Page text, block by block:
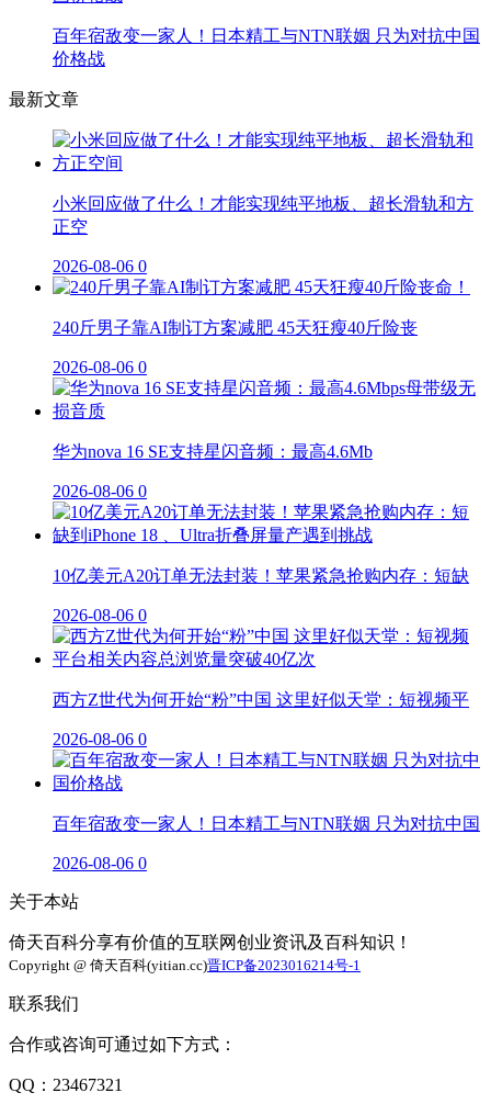
百年宿敌变一家人！日本精工与NTN联姻 只为对抗中国
价格战
最新文章
小米回应做了什么！才能实现纯平地板、超长滑轨和方
正空
2026-08-06 0
240斤男子靠AI制订方案减肥 45天狂瘦40斤险丧
2026-08-06 0
华为nova 16 SE支持星闪音频：最高4.6Mb
2026-08-06 0
10亿美元A20订单无法封装！苹果紧急抢购内存：短缺
2026-08-06 0
西方Z世代为何开始“粉”中国 这里好似天堂：短视频平
2026-08-06 0
百年宿敌变一家人！日本精工与NTN联姻 只为对抗中国
2026-08-06 0
关于本站
倚天百科分享有价值的互联网创业资讯及百科知识！
Copyright @ 倚天百科(yitian.cc)晋ICP备2023016214号-1
联系我们
合作或咨询可通过如下方式：
QQ：23467321